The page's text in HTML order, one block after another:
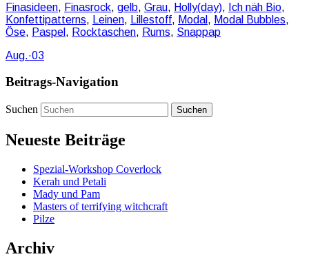
Finasideen, Finasrock, gelb, Grau, Holly(day), Ich näh Bio,
Konfettipatterns, Leinen, Lillestoff, Modal , Modal Bubbles,
Öse, Paspel , Rocktaschen, Rums, Snappap
Aug.·03
Beitrags-Navigation
Suchen
Neueste Beiträge
Spezial-Workshop Coverlock
Kerah und Petali
Mady und Pam
Masters of terrifying witchcraft
Pilze
Archiv